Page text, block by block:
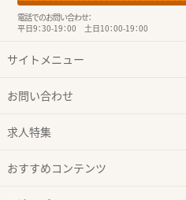
電話でのお問い合わせ：
平日9：30-19：00 土日10：00-19：00
サイトメニュー
お問い合わせ
求人特集
おすすめコンテンツ